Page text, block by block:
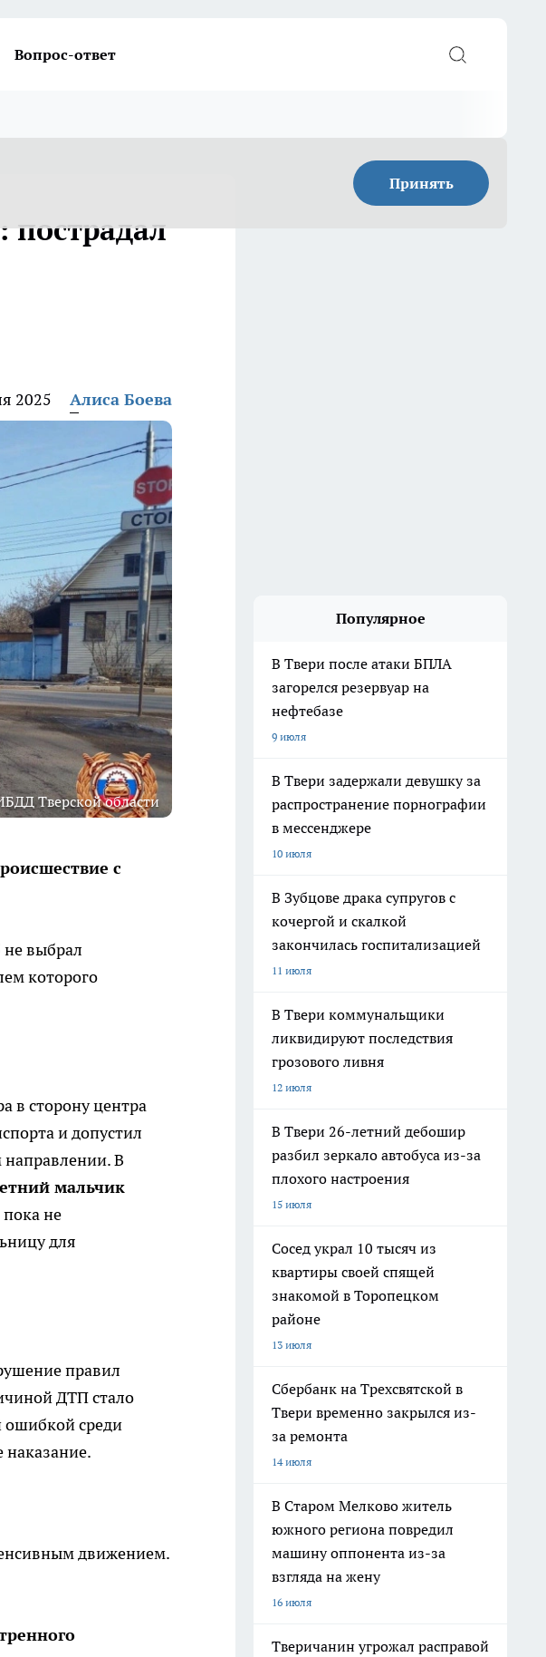
Вопрос-ответ
Принять
пострадал
2025 Алиса Боева
Тверской области
с
не выбрал
которого
в сторону центра
и допустил
направлении. В
мальчик
не
для
правил
ДТП стало
ошибкой среди
движением.
Популярное
В Твери после атаки БПЛА
загорелся резервуар на
нефтебазе
9 июля
В Твери задержали девушку за
распространение порнографии
в мессенджере
10 июля
В Зубцове драка супругов с
кочергой и скалкой
закончилась госпитализацией
11 июля
В Твери коммунальщики
ликвидируют последствия
грозового ливня
12 июля
В Твери 26-летний дебошир
разбил зеркало автобуса из-за
плохого настроения
15 июля
Сосед украл 10 тысяч из
квартиры своей спящей
знакомой в Торопецком
районе
13 июля
Сбербанк на Трехсвятской в
Твери временно закрылся из-
за ремонта
14 июля
В Старом Мелково житель
южного региона повредил
машину оппонента из-за
взгляда на жену
16 июля
Тверичанин угрожал расправой